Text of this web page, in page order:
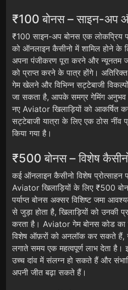
₹100 बोनस – साइन-अप
₹100 साइन-अप बोनस एक लोकप्रिय
को ऑनलाइन कैसीनो में शामिल होने के
अपना पंजीकरण पूरा करने और न्यूनतम
को प्राप्त करने के पात्र होंगे।
गेम खेलने और विभिन्न सट्टेबाजी
जा सकता है, आपके समग्र गेमिंग अनुभव
नए Aviator खिलाड़ियों को आकर्षित
सट्टेबाजी यात्रा के लिए एक ठोस नींव
किया गया है।
₹500 बोनस – विशेष
कई ऑनलाइन कैसीनो विशेष प्रोत्साहन
Aviator खिलाड़ियों के लिए ₹500
पर्याप्त बोनस अक्सर विशिष्ट जमा
से जुड़ा होता है, खिलाड़ियों को उनकी
करता है। Aviator गेम बोनस कोड का
विशेष ऑफ़रों को अनलॉक कर सकते हैं,
लगाते समय एक महत्वपूर्ण लाभ देता
उच्च दांव में संलग्न हो सकते हैं और
अपनी जीत बढ़ा सकते हैं।